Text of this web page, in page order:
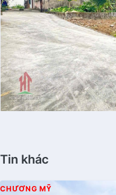
Tin khác
CHƯƠNG MỸ